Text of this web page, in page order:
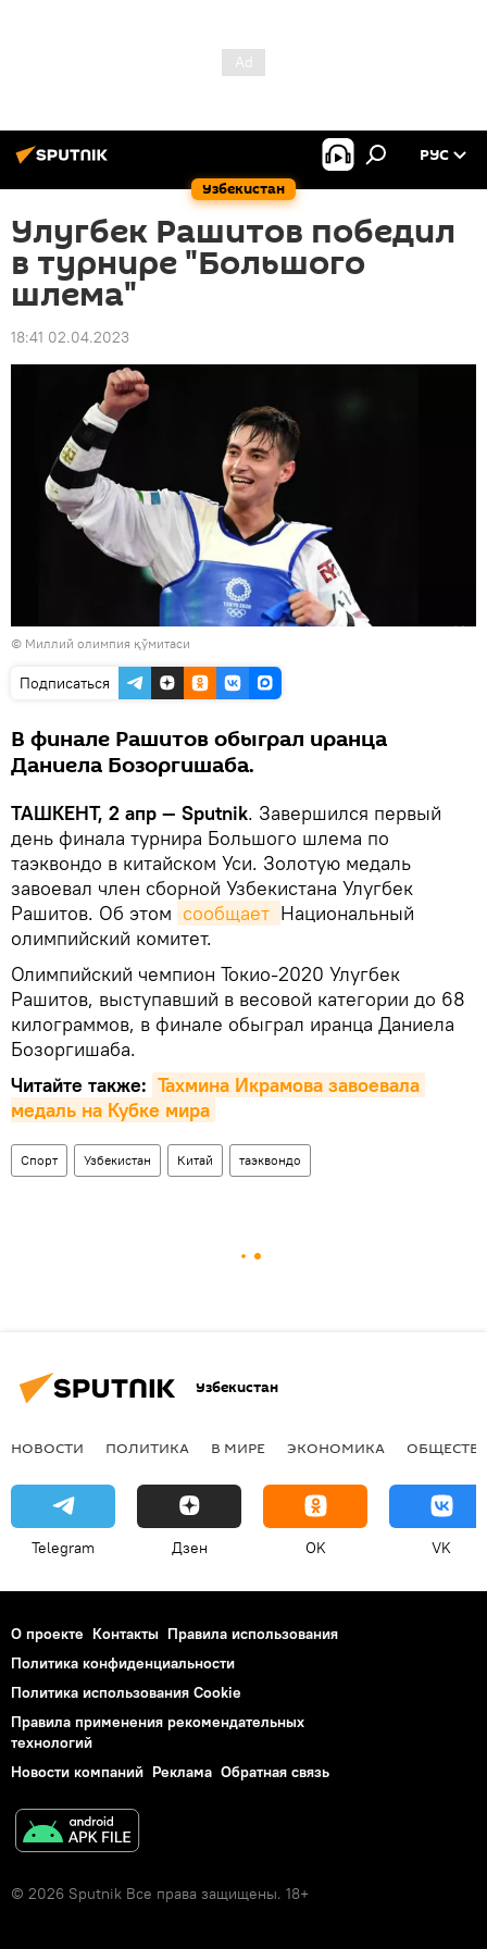
Узбекистан
РУС
Улугбек Рашитов победил
в турнире "Большого
шлема"
18:41 02.04.2023
© Миллий олимпия қўмитаси
Подписаться
В финале Рашитов обыграл иранца
Даниела Бозоргишаба.
ТАШКЕНТ, 2 апр — Sputnik. Завершился первый
день финала турнира Большого шлема по
таэквондо в китайском Уси. Золотую медаль
завоевал член сборной Узбекистана Улугбек
Рашитов. Об этом сообщает Национальный
олимпийский комитет.
Олимпийский чемпион Токио-2020 Улугбек
Рашитов, выступавший в весовой категории до 68
килограммов, в финале обыграл иранца Даниела
Бозоргишаба.
Читайте также: Тахмина Икрамова завоевала
медаль на Кубке мира
Спорт Узбекистан Китай таэквондо
Узбекистан
НОВОСТИ ПОЛИТИКА В МИРЕ ЭКОНОМИКА
Telegram Дзен OK VK
О проекте Контакты Правила использования
Политика конфиденциальности
Политика использования Cookie
Правила применения рекомендательных
технологий
Новости компаний Реклама Обратная связь
© 2026 Sputnik Все права защищены. 18+